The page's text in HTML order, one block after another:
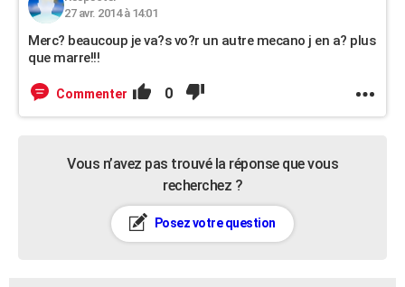
27 avr. 2014 à 14:01
Merc? beaucoup je va?s vo?r un autre mecano j en a? plus
que marre!!!
Commenter 0
Vous n’avez pas trouvé la réponse que vous
recherchez ?
Posez votre question